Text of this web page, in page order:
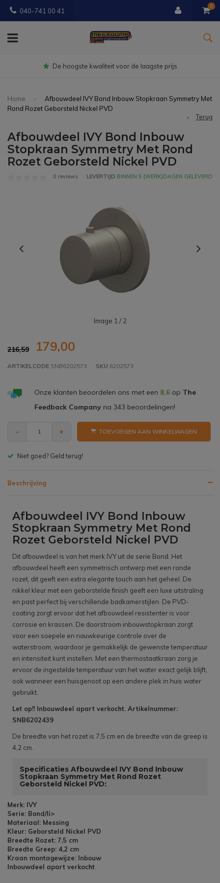
040-741 00 41
0
Gratisbezorgd vanaf € 150
Home
Afbouwdeel IVY Bond Inbouw Stopkraan Symmetry Met
Rond Rozet Geborsteld Nickel PVD
Terug
Afbouwdeel IVY Bond Inbouw
Stopkraan Symmetry Met Rond
Rozet Geborsteld Nickel PVD
0 reviews LEVERTIJD BINNEN 5 (WERK)DAGEN GELEVERD
Image 1 / 2
216,59 179,00
ARTIKELCODE SNB6202573 SKU 6202573
Onze klanten beoordelen ons met een 8,6op The
Feedback Companyna 343 beoordelingen!
- + TOEVOEGEN AAN WINKELWAGEN
Gratis bezorgen v.a. € 150,- (NL)
Beschrijving
Afbouwdeel IVY Bond Inbouw
Stopkraan Symmetry Met Rond
Rozet Geborsteld Nickel PVD
Dit afbouwdeel is van het merk IVY uit de serie Bond. Het
afbouwdeel heeft een symmetrisch ontwerp met een ronde
rozet, dit geeft een extra elegante touch aan het geheel. De
nikkel kleur met een geborstelde finish geeft een luxe uitstraling
en past perfect bij verschillende badkamerstijlen. De PVD-
coating zorgt ervoor dat het afbouwdeel resistenter is voor
corrosie en krassen. De doorstroom inbouwstopkraan zorgt
voor een soepele en nauwkeurige controle over de
waterstroom, waardoor je gemakkelijk de gewenste temperatuur
en intensiteit kunt instellen. Met een thermostaatkraan zorg je
ervoor de ingestelde temperatuur van het water exact gelijk blijft,
ook wanneer een huisgenoot op een andere plek in huis water
gebruikt.
Let op!! Inbouwdeel apart verkocht. Artikelnummer:
SNB6202439
De breedte van het rozet is 7,5 cm en de breedte van de greep is
4,2 cm.
Specificaties Afbouwdeel IVY Bond Inbouw
Stopkraan Symmetry Met Rond Rozet
Geborsteld Nickel PVD:
Merk: IVY
Serie: Bond/li>
Materiaal: Messing
Kleur: Geborsteld Nickel PVD
Breedte Rozet: 7,5 cm
Breedte Greep: 4,2 cm
Kraan montagewijze: Inbouw
Inbouwdeel apart verkocht